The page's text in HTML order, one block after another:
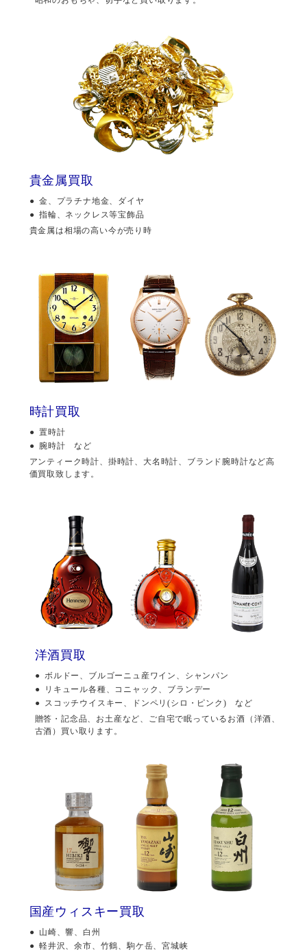
貴金属買取
金、プラチナ地金、ダイヤ
指輪、ネックレス等宝飾品
貴金属は相場の高い今が売り時
時計買取
置時計
腕時計 など
アンティーク時計、掛時計、大名時計、ブランド腕時計など高
価買取致します。
洋酒買取
ボルドー、ブルゴーニュ産ワイン、シャンパン
リキュール各種、コニャック、ブランデー
スコッチウイスキー、ドンペリ(シロ・ピンク) など
贈答・記念品、お土産など、ご自宅で眠っているお酒（洋酒、
古酒）買い取ります。
国産ウィスキー買取
山崎、響、白州
軽井沢、余市、竹鶴、駒ケ岳、宮城峡